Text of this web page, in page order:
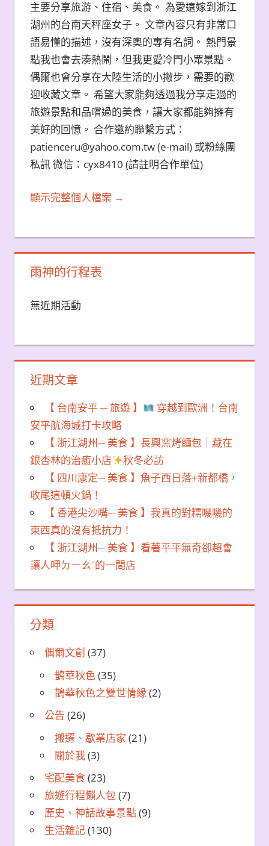
主要分享旅游、住宿、美食。 為愛遠嫁到浙江
湖州的台南天秤座女子。 文章內容只有非常口
語易懂的描述，沒有深奧的專有名詞。 熱門景
點我也會去湊熱鬧，但我更愛冷門小眾景點。
偶爾也會分享在大陸生活的小撇步，需要的歡
迎收藏文章。 希望大家能夠透過我分享走過的
旅遊景點和品嚐過的美食，讓大家都能夠擁有
美好的回憶。 合作邀約聯繫方式：
patienceru@yahoo.com.tw (e-mail) 或粉絲團
私訊 微信：cyx8410 (請註明合作單位)
顯示完整個人檔案 →
雨神的行程表
無近期活動
近期文章
【 台南安平 ─ 旅遊 】
穿越到歐洲！台南
安平航海城打卡攻略
【 浙江湖州─ 美食 】長興窯烤麵包｜藏在
銀杏林的治癒小店
秋冬必訪
【 四川康定─ 美食 】魚子西日落+新都橋，
收尾這頓火鍋！
【 香港尖沙嘴─ 美食 】我真的對糯嘰嘰的
東西真的沒有抵抗力！
【 浙江湖州─ 美食 】看著平平無奇卻超會
讓人呷ㄉㄧㄠˊ的一間店
分類
偶爾文創 (37)
鵲華秋色(35)
鵲華秋色之雙世情緣(2)
公告 (26)
搬遷、歇業店家 (21)
關於我(3)
宅配美食(23)
旅遊行程懶人包(7)
歷史、神話故事景點(9)
生活雜記(130)